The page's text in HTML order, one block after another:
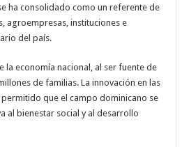
ha consolidado como un referente de
agroempresas, instituciones e
del país.
economía nacional, al ser fuente de
de familias. La innovación en las
que el campo dominicano se
al bienestar social y al desarrollo